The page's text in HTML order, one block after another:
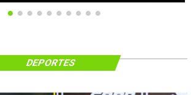
DEPORTES